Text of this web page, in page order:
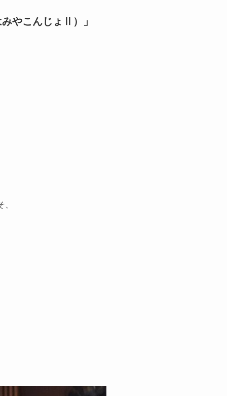
やこんじょⅡ）」